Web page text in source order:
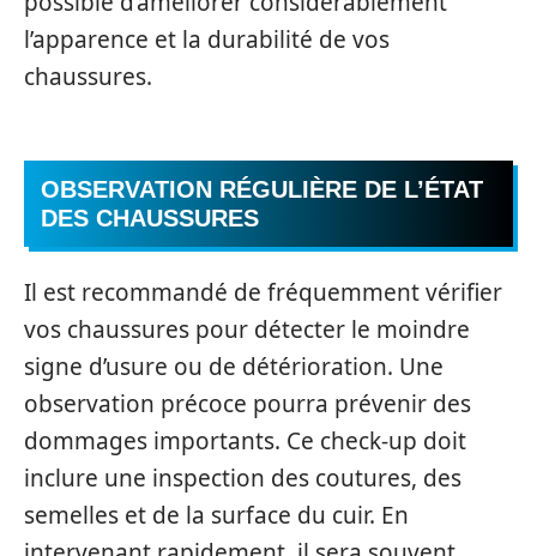
l’apparence et la durabilité de vos
chaussures.
OBSERVATION RÉGULIÈRE DE L’ÉTAT
DES CHAUSSURES
Il est recommandé de fréquemment vérifier
vos chaussures pour détecter le moindre
signe d’usure ou de détérioration. Une
observation précoce pourra prévenir des
dommages importants. Ce check-up doit
inclure une inspection des coutures, des
semelles et de la surface du cuir. En